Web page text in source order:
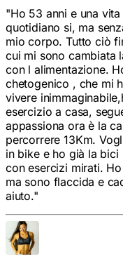
"Ho 53 anni e una
quotidiano si, ma
mio corpo. Tutto ciò
cui mi sono cambiata
con l alimentazione.
chetogenico , che mi
vivere
esercizio a casa,
appassiona ora è la
percorrere 13Km.
in bike e ho già la bici
con esercizi mirati.
ma sono flaccida e
aiuto."